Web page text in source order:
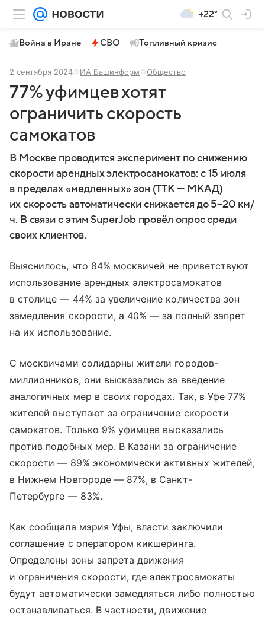
+22°
Война в Иране СВО Топливный кризис
2 сентября 2024 ИА Башинформ Общество
77% уфимцев хотят
ограничить скорость
самокатов
В Москве проводится эксперимент по снижению
скорости арендных электросамокатов: с 15 июля
в пределах «медленных» зон (ТТК — МКАД)
их скорость автоматически снижается до 5−20 км/
ч. В связи с этим SuperJob провёл опрос среди
своих клиентов.
Выяснилось, что 84% москвичей не приветствуют
использование арендных электросамокатов
в столице — 44% за увеличение количества зон
замедления скорости, а 40% — за полный запрет
на их использование.
С москвичами солидарны жители городов-
миллионников, они высказались за введение
аналогичных мер в своих городах. Так, в Уфе 77%
жителей выступают за ограничение скорости
самокатов. Только 9% уфимцев высказались
против подобных мер. В Казани за ограничение
скорости — 89% экономически активных жителей,
в Нижнем Новгороде — 87%, в Санкт-
Петербурге — 83%.
Как сообщала мэрия Уфы, власти заключили
соглашение с оператором кикшеринга.
Определены зоны запрета движения
и ограничения скорости, где электросамокаты
будут автоматически замедляться либо полностью
останавливаться. В частности, движение